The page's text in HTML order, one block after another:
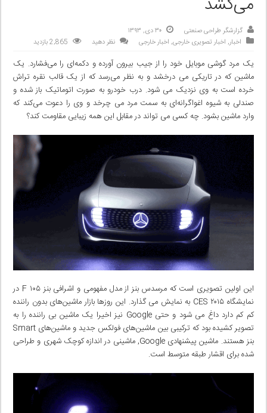
گزارشگر طراحی صنعتی
۳۰ دی, ۱۳۹۳
اخبار, اخبار تصویری خارجی, اخبار خارجی نظر دهید 2,865 بازدید
یک مرد گوشی موبایل خود را از جیب بیرون آورده و دکمه‌ای را می‌فشارد. یک
ماشین که در تاریکی‌ می درخشد و به نظر می‌رسد که از یک قالب نقره تراش
خرده است به وی نزدیک می شود. درب خودرو به صورت اتوماتیک باز شده و
صندلی به شیوه اغواگرانه‌ای به سمت مرد می چرخد و وی را دعوت می‌کند که
وارد ماشین بشود. چه کسی‌ می تواند در مقابل این همه زیبایی مقاومت کند؟
این اولین تصویری است که مرسدس بنز از مدل مفهومی‌ و اشرافی بنز F ۱۰۵ در
نمایشگاه CES ۲۰۱۵ به نمایش می گذارد. این روزها بازار ماشین‌های بدون راننده
کم کم دارد داغ می شود و حتی Google نیز اخیرا یک ماشین بی‌ راننده را به
تصویر کشیده بود که ترکیبی‌ بین ماشین‌های فولکس جدید و ماشین‌های Smart
بنز هستند. ماشین پیشنهادی Google, ماشینی در اندازه کوچک شهری و طراحی
شده برای اقشار طبقه متوسط است.